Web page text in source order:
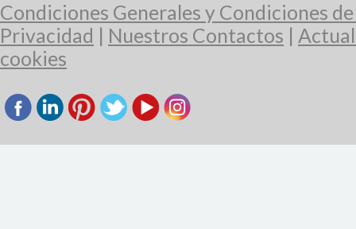
Condiciones Generales y Condiciones
Privacidad | Nuestros Contactos |
cookies